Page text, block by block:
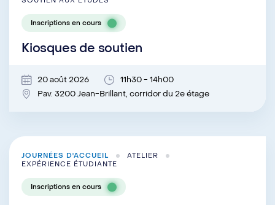
Inscriptions en cours
Kiosques de soutien
20 août 2026
11h30 - 14h00
Pav. 3200 Jean-Brillant, corridor du 2e étage
JOURNÉES D'ACCUEIL
ATELIER
EXPÉRIENCE ÉTUDIANTE
Inscriptions en cours